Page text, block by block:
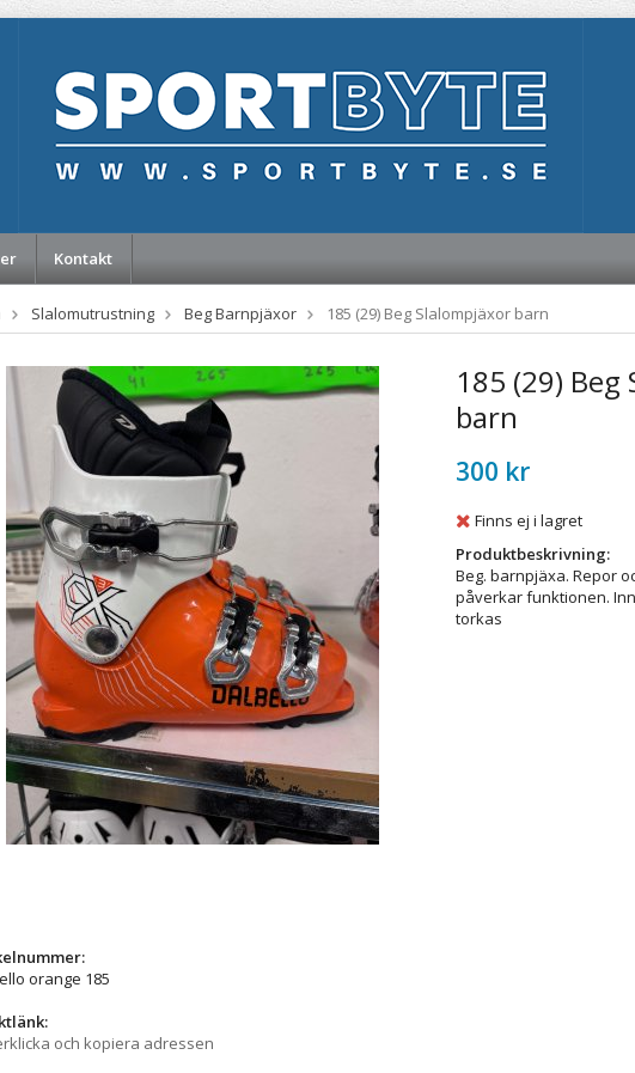
Kontakt
Slalomutrustning Beg Barnpjäxor 185 (29) Beg Slalompjäxor barn
orange 185
och kopiera adressen
185 (29)
barn
300 kr
Finns ej i lagret
Produktbeskrivning:
Beg. barnpjäxa. Repor
påverkar funktionen.
torkas